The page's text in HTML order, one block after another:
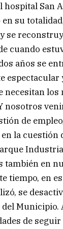
hospital San
su
se
cuando
años se
espectacular
necesitan los
nosotros
de
la cuestión
también en
tiempo, en
se
Municipio.
de